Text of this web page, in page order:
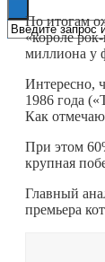
По итогам
«короле
миллиона у
Интересно,
1986 года
Как
При этом
крупная
Главный
премьера